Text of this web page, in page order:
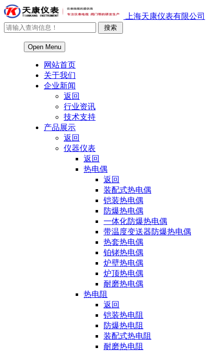
上海天康仪表有限公司
Open Menu
网站首页
关于我们
企业新闻
返回
行业资讯
技术支持
产品展示
返回
仪器仪表
返回
热电偶
返回
装配式热电偶
铠装热电偶
防爆热电偶
一体化防爆热电偶
带温度变送器防爆热电偶
热套热电偶
铂铑热电偶
炉壁热电偶
炉顶热电偶
耐磨热电偶
热电阻
返回
铠装热电阻
防爆热电阻
装配式热电阻
耐磨热电阻